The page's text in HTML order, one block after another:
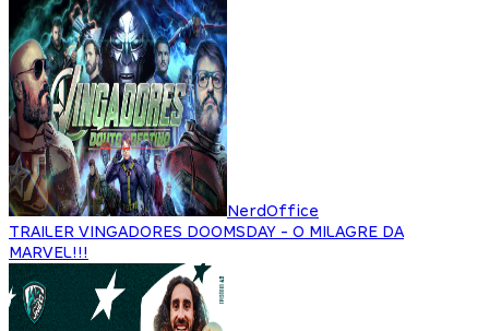
NerdOffice
TRAILER VINGADORES DOOMSDAY - O MILAGRE DA
MARVEL!!!